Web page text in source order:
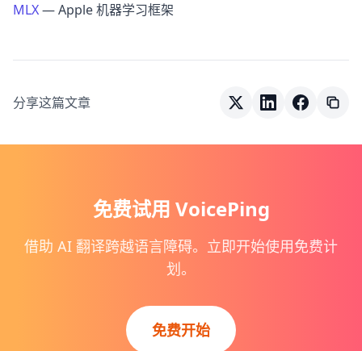
MLX— Apple 机器学习框架
分享这篇文章
免费试用 VoicePing
借助 AI 翻译跨越语言障碍。立即开始使用免费计
划。
免费开始